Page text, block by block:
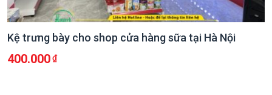
Kệ trưng bày cho shop cửa hàng sữa tại Hà Nội
400.000